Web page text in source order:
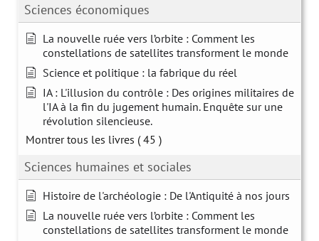
Sciences économiques
La nouvelle ruée vers l’orbite : Comment les
constellations de satellites transforment le monde
Science et politique : la fabrique du réel
IA : L'illusion du contrôle : Des origines militaires de
l'IA à la fin du jugement humain. Enquête sur une
révolution silencieuse.
Montrer tous les livres ( 45 )
Sciences humaines et sociales
Histoire de l'archéologie : De l'Antiquité à nos jours
La nouvelle ruée vers l’orbite : Comment les
constellations de satellites transforment le monde